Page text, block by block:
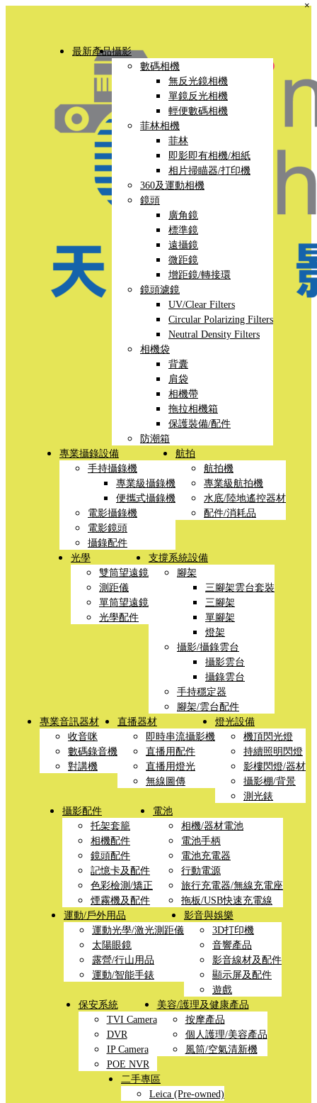
最新產品攝影
數碼相機
無反光鏡相機
單鏡反光相機
輕便數碼相機
菲林相機
菲林
即影即有相機/相紙
相片掃瞄器/打印機
360及運動相機
鏡頭
廣角鏡
標準鏡
遠攝鏡
微距鏡
增距鏡/轉接環
鏡頭濾鏡
UV/Clear Filters
Circular Polarizing Filters
Neutral Density Filters
相機袋
背囊
肩袋
相機帶
拖拉相機箱
保護裝備/配件
防潮箱
專業攝錄設備
手持攝錄機
專業級攝錄機
便攜式攝錄機
電影攝錄機
電影鏡頭
攝錄配件
航拍
航拍機
專業級航拍機
水底/陸地遙控器材
配件/消耗品
光學
雙筒望遠鏡
測距儀
單筒望遠鏡
光學配件
支撐系統設備
腳架
三腳架雲台套裝
三腳架
單腳架
燈架
攝影/攝錄雲台
攝影雲台
攝錄雲台
手持穩定器
腳架/雲台配件
專業音訊器材
收音咪
數碼錄音機
對講機
直播器材
即時串流攝影機
直播用配件
直播用燈光
無線圖傳
燈光設備
機頂閃光燈
持續照明閃燈
影樓閃燈/器材
攝影棚/背景
測光錶
攝影配件
托架套籠
相機配件
鏡頭配件
記憶卡及配件
色彩檢測/矯正
煙霧機及配件
電池
相機/器材電池
電池手柄
電池充電器
行動電源
旅行充電器/無線充電座
拖板/USB快速充電線
運動/戶外用品
運動光學/激光測距儀
太陽眼鏡
露營/行山用品
運動/智能手錶
影音與娛樂
3D打印機
音響產品
影音線材及配件
顯示屏及配件
遊戲
保安系統
TVI Camera
DVR
IP Camera
POE NVR
美容/護理及健康產品
按摩產品
個人護理/美容產品
風筒/空氣清新機
二手專區
Leica (Pre-owned)
×